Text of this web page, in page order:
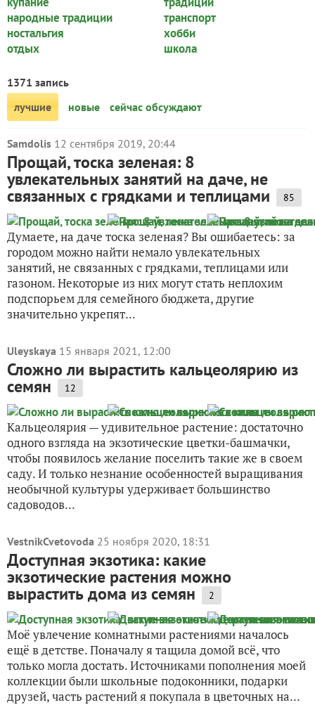
народные традиции
ностальгия
отдых
транспорт
хобби
школа
1371 запись
лучшие
новые сейчас обсуждают
Samdolis 12 сентября 2019, 20:44
Прощай, тоска зеленая: 8
увлекательных занятий на даче, не
связанных с грядками и теплицами 85
Думаете, на даче тоска зеленая? Вы ошибаетесь: за
городом можно найти немало увлекательных
занятий, не связанных с грядками, теплицами или
газоном. Некоторые из них могут стать неплохим
подспорьем для семейного бюджета, другие
значительно укрепят...
Uleyskaya 15 января 2021, 12:00
Сложно ли вырастить кальцеолярию из
семян 12
Кальцеолярия — удивительное растение: достаточно
одного взгляда на экзотические цветки-башмачки,
чтобы появилось желание поселить такие же в своем
саду. И только незнание особенностей выращивания
необычной культуры удерживает большинство
садоводов...
VestnikCvetovoda 25 ноября 2020, 18:31
Доступная экзотика: какие
экзотические растения можно
вырастить дома из семян 2
Моё увлечение комнатными растениями началось
ещё в детстве. Поначалу я тащила домой всё, что
только могла достать. Источниками пополнения моей
коллекции были школьные подоконники, подарки
друзей, часть растений я покупала в цветочных на...